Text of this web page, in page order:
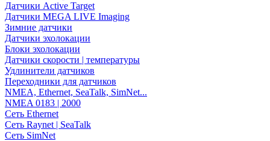
Датчики Active Target
Датчики MEGA LIVE Imaging
Зимние датчики
Датчики эхолокации
Блоки эхолокации
Датчики скорости | температуры
Удлинители датчиков
Переходники для датчиков
NMEA, Ethernet, SeaTalk, SimNet...
NMEA 0183 | 2000
Сеть Ethernet
Сеть Raynet | SeaTalk
Сеть SimNet